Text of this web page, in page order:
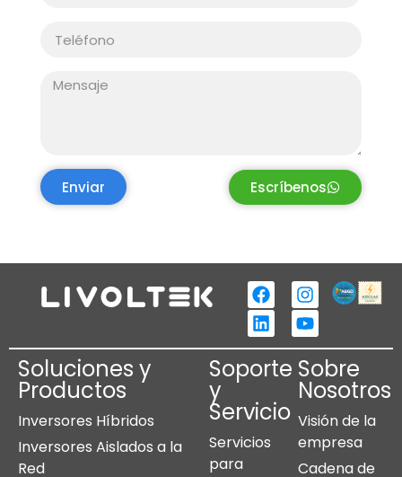
Enviar Escríbenos
Soluciones y
Productos
Inversores Híbridos
Inversores Aislados a la
Red
Soporte
y
Servicio
Servicios
para
Sobre
Nosotros
Visión de la
empresa
Cadena de